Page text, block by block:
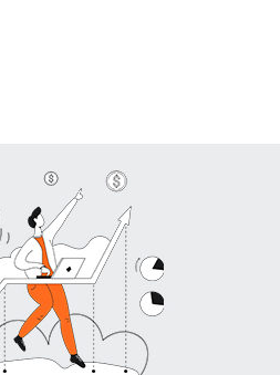
行。尤其对于一些重要数据、敏感